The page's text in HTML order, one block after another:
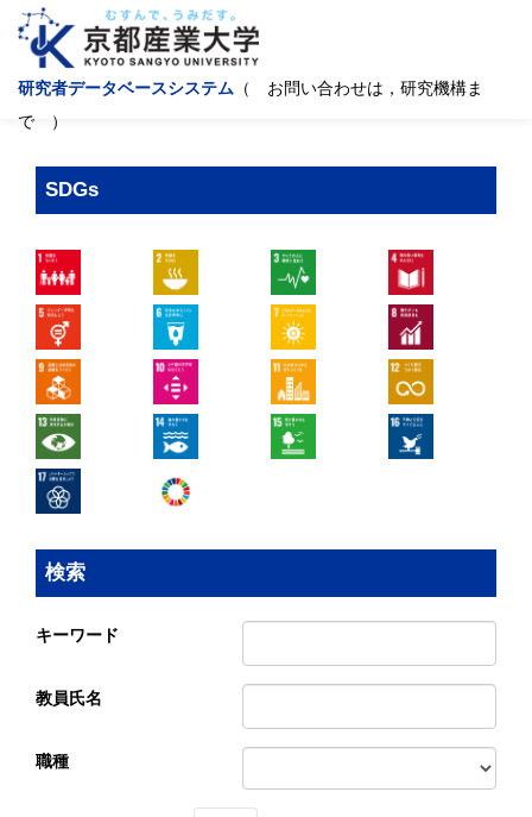
研究者データベースシステム （ お問い合わせは，研究機構ま
で ）
SDGs
検索
キーワード
教員氏名
職種